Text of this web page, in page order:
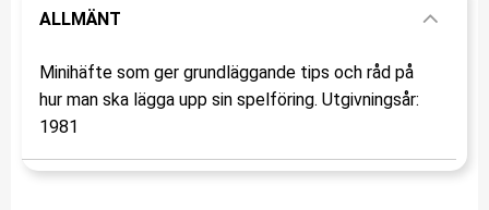
ALLMÄNT
Minihäfte som ger grundläggande tips och råd på
hur man ska lägga upp sin spelföring. Utgivningsår:
1981